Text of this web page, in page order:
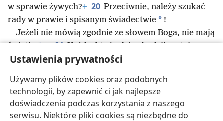
Ustawienia prywatności
Używamy plików cookies oraz podobnych
technologii, by zapewnić ci jak najlepsze
doświadczenia podczas korzystania z naszego
serwisu. Niektóre pliki cookies są niezbędne do
w sprawie żywych?+ 20 Przeciwnie, należy szukać
rady w prawie i spisanym świadectwie * !
Jeżeli nie mówią zgodnie ze słowem Boga, nie mają
światła * +. 21 Każdy, kto będzie chodził po tej
ziemi, będzie nieszczęśliwy i głodny
Boga, kiedy popatrzy w górę. 22 A potem popatrzy
na ziemię i zobaczy tylko udrękę i ciemność,
pomrokę i cierpienie, nieprzenikniony mrok.